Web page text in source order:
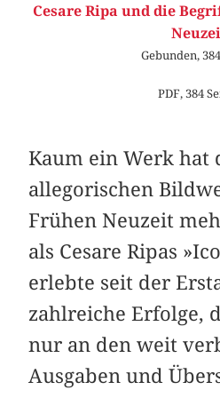
Cesare Ripa und die
Gebunden,
PDF, 384
Kaum ein Werk hat
allegorischen
Frühen Neuzeit
als Cesare Ripas
erlebte seit der
zahlreiche Erfolge,
nur an den weit
Ausgaben und